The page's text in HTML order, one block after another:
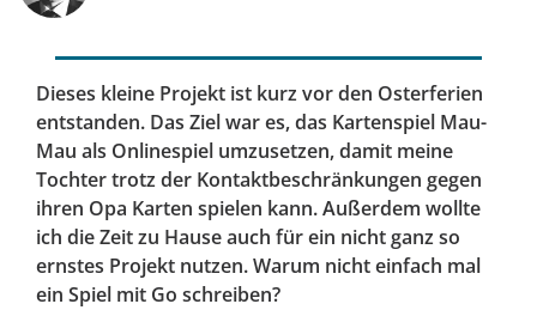
Dieses kleine Projekt ist kurz vor den Osterferien
entstanden. Das Ziel war es, das Kartenspiel Mau-
Mau als Onlinespiel umzusetzen, damit meine
Tochter trotz der Kontaktbeschränkungen gegen
ihren Opa Karten spielen kann. Außerdem wollte
ich die Zeit zu Hause auch für ein nicht ganz so
ernstes Projekt nutzen. Warum nicht einfach mal
ein Spiel mit Go schreiben?